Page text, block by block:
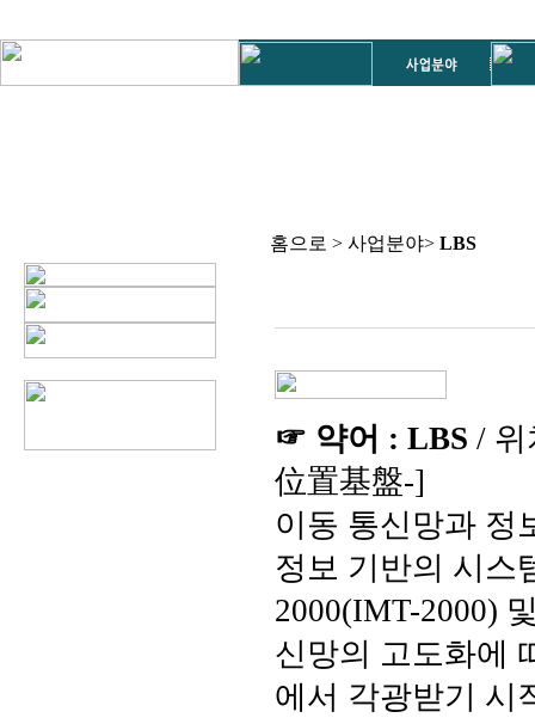
홈으로 > 사업분야> LBS
☞ 약어 : LBS / 위
位置基盤-]
이동 통신망과 정
정보 기반의 시스
2000(IMT-2000)
신망의 고도화에
에서 각광받기 시